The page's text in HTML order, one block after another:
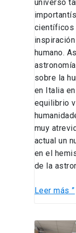
universo
científicos
humano.
sobre la
en Italia
equilibrio
muy
actual un
en el
de la
Leer más ”